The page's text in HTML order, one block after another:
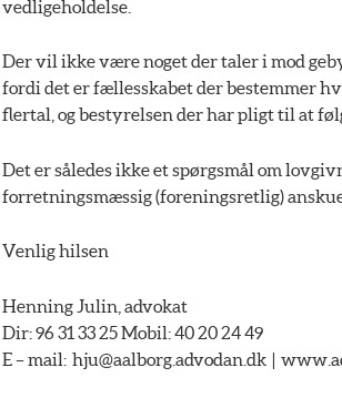
vedligeholdelse.
Der vil ikke være noget der taler i mod
fordi det er fællesskabet der bestemmer
flertal, og bestyrelsen der har pligt til at
Det er således ikke et spørgsmål om
forretningsmæssig (foreningsretlig)
Venlig hilsen
Henning Julin, advokat
Dir: 96 31 33 25 Mobil: 40 20 24 49
E – mail: hju@aalborg.advodan.dk |